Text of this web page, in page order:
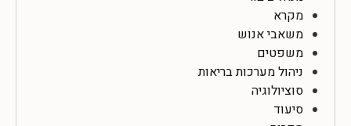
מקרא
משאבי אנוש
משפטים
ניהול מערכות בריאות
סוציולוגיה
סיעוד